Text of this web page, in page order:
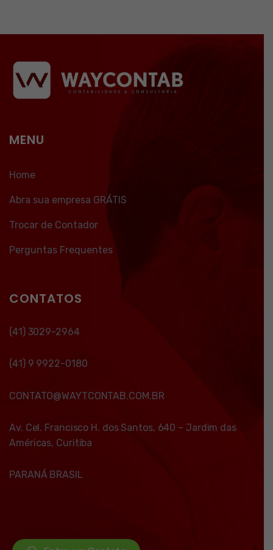
MENU
Home
Abra sua empresa GRÁTIS
Trocar de Contador
Perguntas Frequentes
CONTATOS
(41) 3029-2964
(41) 9 9922-0180
CONTATO@WAYTCONTAB.COM.BR
Av. Cel. Francisco H. dos Santos, 640 – Jardim das
Américas, Curitiba
PARANÁ BRASIL